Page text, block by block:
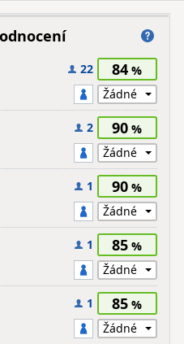
22 84
2 90
1 90
1 85
1 85